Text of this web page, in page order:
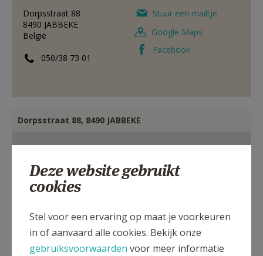
MIJN PAROCHIE
AANMELDEN OF REGISTREREN
Dorpsstraat 88
8490 JABBEKE
België
050/38 73 01
Stuur een mailtje
Google Maps
Facebook
Dorpsstraat 88, 8490 JABBEKE
Deze website gebruikt
cookies
Stel voor een ervaring op maat je voorkeuren
in of aanvaard alle cookies. Bekijk onze
gebruiksvoorwaarden voor meer informatie